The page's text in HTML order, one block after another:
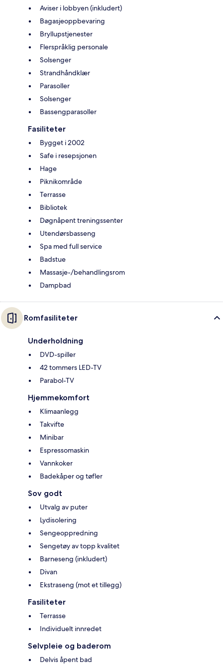
Aviser i lobbyen (inkludert)
Bagasjeoppbevaring
Bryllupstjenester
Flerspråklig personale
Solsenger
Strandhåndklær
Parasoller
Solsenger
Bassengparasoller
Fasiliteter
Bygget i 2002
Safe i resepsjonen
Hage
Piknikområde
Terrasse
Bibliotek
Døgnåpent treningssenter
Utendørsbasseng
Spa med full service
Badstue
Massasje-/behandlingsrom
Dampbad
Romfasiliteter
Underholdning
DVD-spiller
42 tommers LED-TV
Parabol-TV
Hjemmekomfort
Klimaanlegg
Takvifte
Minibar
Espressomaskin
Vannkoker
Badekåper og tøfler
Sov godt
Utvalg av puter
Lydisolering
Sengeoppredning
Sengetøy av topp kvalitet
Barneseng (inkludert)
Divan
Ekstraseng (mot et tillegg)
Fasiliteter
Terrasse
Individuelt innredet
Selvpleie og baderom
Delvis åpent bad